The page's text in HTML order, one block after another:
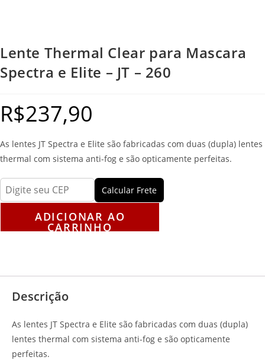
Lente Thermal Clear para Mascara
Spectra e Elite – JT – 260
R$237,90
As lentes JT Spectra e Elite são fabricadas com duas (dupla) lentes
thermal com sistema anti-fog e são opticamente perfeitas.
Calcular Frete
ADICIONAR AO
CARRINHO
Descrição
As lentes JT Spectra e Elite são fabricadas com duas (dupla)
lentes thermal com sistema anti-fog e são opticamente
perfeitas.